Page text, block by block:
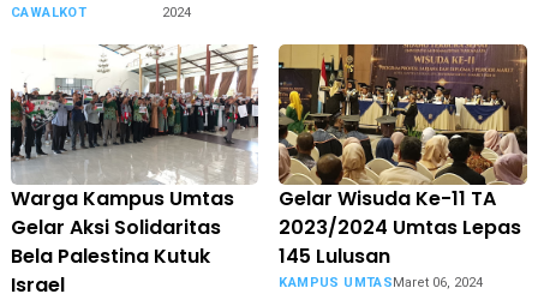
CAWALKOT
2024
Warga Kampus Umtas
Gelar Aksi Solidaritas
Bela Palestina Kutuk
Israel
Gelar Wisuda Ke-11 TA
2023/2024 Umtas Lepas
145 Lulusan
KAMPUS UMTASMaret 06, 2024